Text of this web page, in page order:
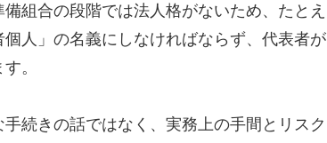
組合の段階では法人格がないため、たとえ
人」の名義にしなければならず、代表者が
。
続きの話ではなく、実務上の手間とリスク